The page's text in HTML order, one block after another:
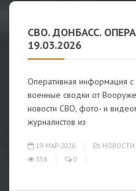
СВО. ДОНБАСС.
19.03.2026
Оперативная информация
военные сводки от
новости СВО, фото- и
журналистов из
19-МАР-2026 НОВОСТИ
558
0